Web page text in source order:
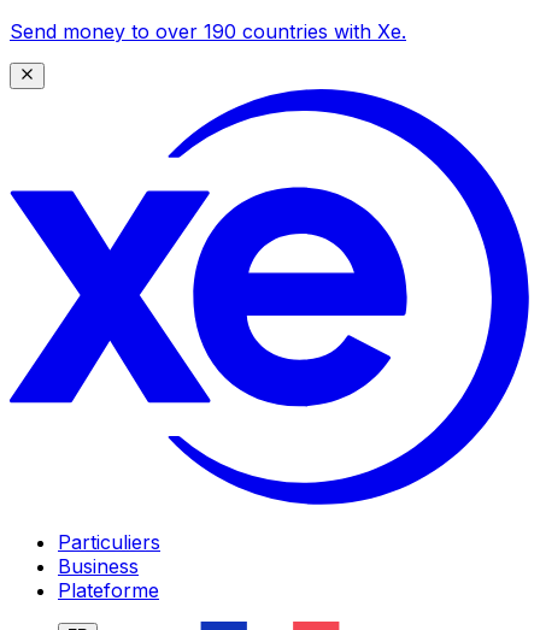
Send money to over 190 countries with Xe.
Particuliers
Business
Plateforme